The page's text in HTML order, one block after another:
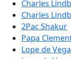
Charles
Charles
2Pac Shakur
Papa
Lope de Vega